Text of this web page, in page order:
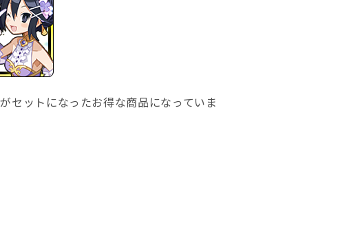
セットになったお得な商品になっていま